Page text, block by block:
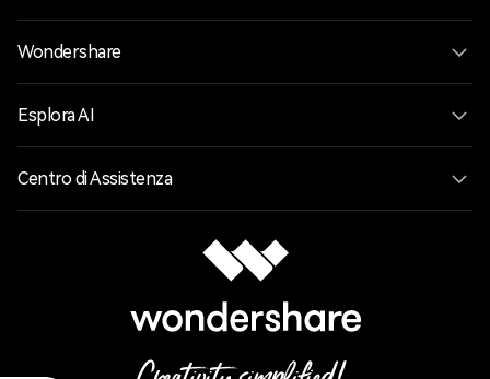
Wondershare
Esplora AI
Centro di Assistenza